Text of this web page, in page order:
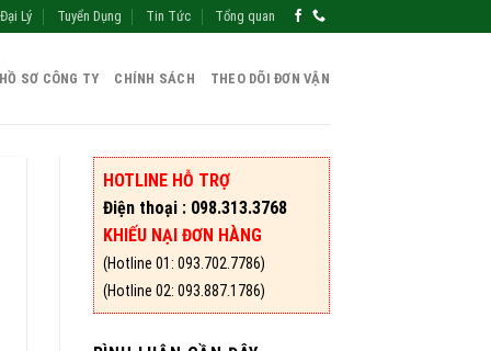
Lý Tuyển Dụng Tin Tức Tổng quan
HỒ SƠ CÔNG TY CHÍNH SÁCH THEO DÕI ĐƠN VẬN
HOTLINE HỖ TRỢ
Điện thoại : 098.313.3768
KHIẾU NẠI ĐƠN HÀNG
(Hotline 01: 093.702.7786)
(Hotline 02: 093.887.1786)